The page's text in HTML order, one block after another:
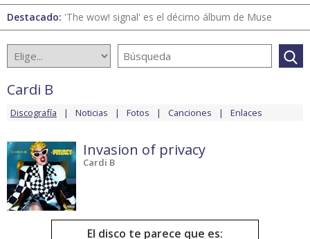
Destacado: 'The wow! signal' es el décimo álbum de Muse
Cardi B
Discografía Noticias Fotos Canciones Enlaces
Invasion of privacy
Cardi B
El disco te parece que es: